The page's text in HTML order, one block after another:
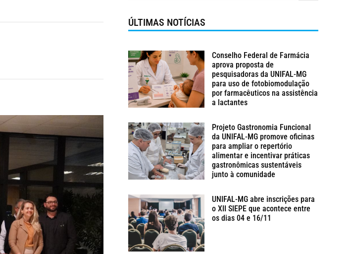
ÚLTIMAS NOTÍCIAS
Conselho Federal de Farmácia
aprova proposta de
pesquisadoras da UNIFAL-MG
para uso de fotobiomodulação
por farmacêuticos na assistência
a lactantes
Projeto Gastronomia Funcional
da UNIFAL-MG promove oficinas
para ampliar o repertório
alimentar e incentivar práticas
gastronômicas sustentáveis
junto à comunidade
UNIFAL-MG abre inscrições para
o XII SIEPE que acontece entre
os dias 04 e 16/11